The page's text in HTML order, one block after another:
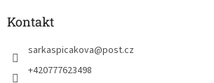
Kontakt
sarkaspicakova@post.cz
+420777623498